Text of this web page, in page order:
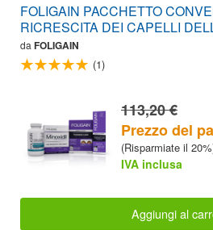
FOLIGAIN PACCHETTO
RICRESCITA DEI CAPELLI
da FOLIGAIN
(1)
113,20 €
Prezzo del
(Risparmiate il
IVA inclusa
Aggiungi al